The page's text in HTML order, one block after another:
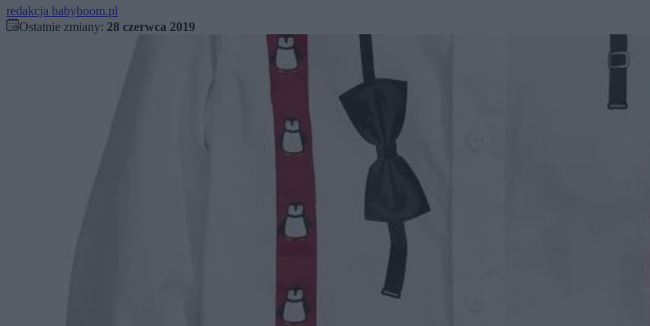
redakcja babyboom.pl
Ostatnie zmiany: 28 czerwca 2019